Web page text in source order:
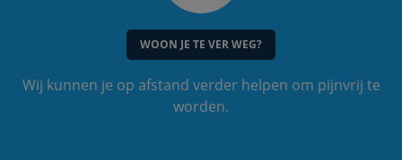
WOON JE TE VER WEG?
Wij kunnen je op afstand verder helpen om pijnvrij te
worden.